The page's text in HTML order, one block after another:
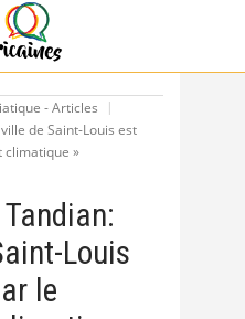
- Articles
de Saint-Louis est
climatique »
Louis
le